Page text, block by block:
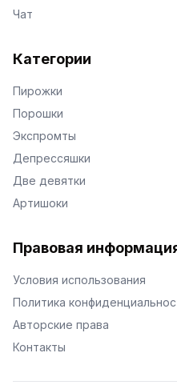
Чат
Категории
Пирожки
Порошки
Экспромты
Депрессяшки
Две девятки
Артишоки
Правовая
Условия использования
Политика
Авторские права
Контакты